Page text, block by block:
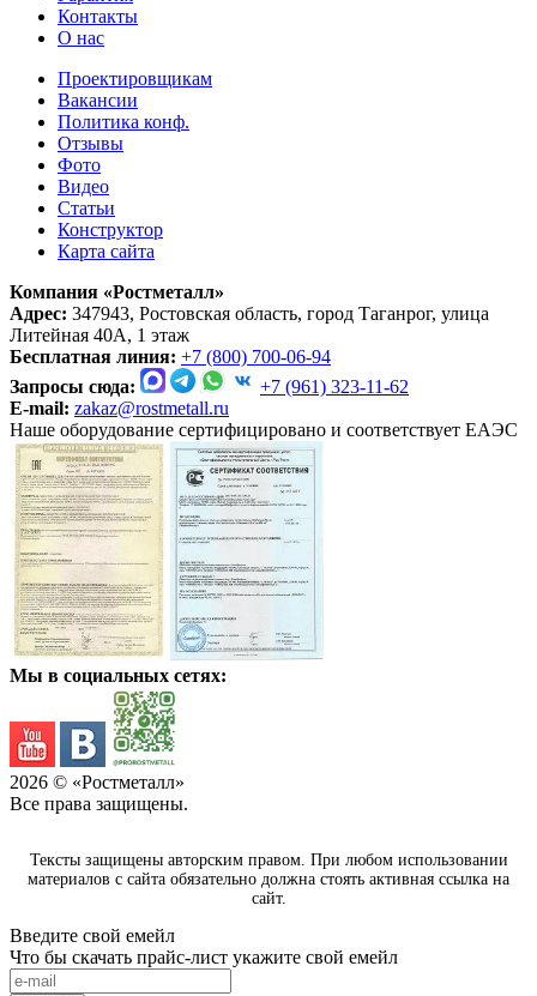
Контакты
О нас
Проектировщикам
Вакансии
Политика конф.
Отзывы
Фото
Видео
Статьи
Конструктор
Карта сайта
Компания «Ростметалл»
Адрес: 347943, Ростовская область, город Таганрог, улица
Литейная 40А, 1 этаж
Бесплатная линия: +7 (800) 700-06-94
Запросы сюда:
+7 (961) 323-11-62
E-mail: zakaz@rostmetall.ru
Наше оборудование сертифицировано и соответствует ЕАЭС
Мы в социальных сетях:
2026 © «Ростметалл»
Все права защищены.
Тексты защищены авторским правом. При любом использовании
материалов с сайта обязательно должна стоять активная ссылка на
сайт.
Введите свой емейл
Что бы скачать прайс-лист укажите свой емейл